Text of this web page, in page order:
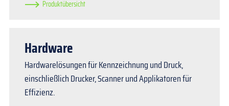
Produktübersicht
Hardware
Hardwarelösungen für Kennzeichnung und Druck,
einschließlich Drucker, Scanner und Applikatoren für
Effizienz.